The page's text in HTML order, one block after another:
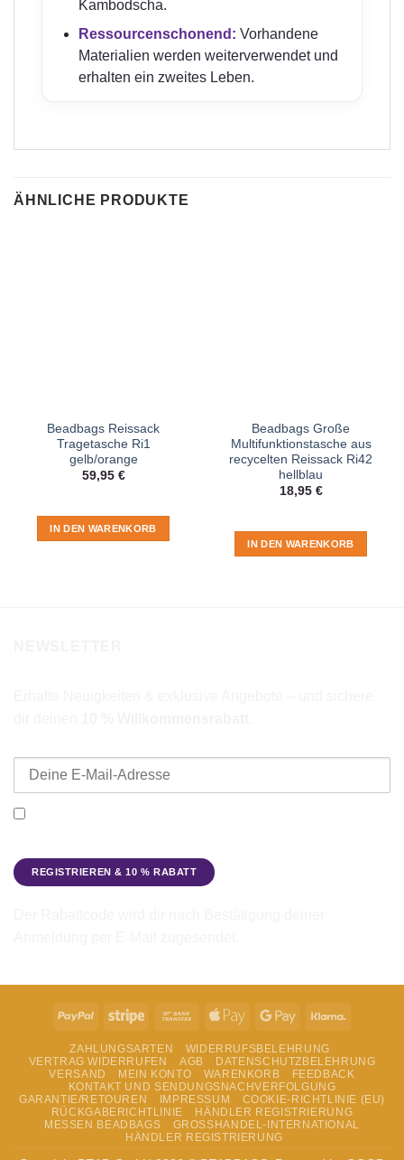
Kambodscha.
Ressourcenschonend: Vorhandene
Materialien werden weiterverwendet und
erhalten ein zweites Leben.
ÄHNLICHE PRODUKTE
Beadbags Reissack
Tragetasche Ri1
gelb/orange
59,95 €
IN DEN WARENKORB
Beadbags Große
Multifunktionstasche aus
recycelten Reissack Ri42
hellblau
18,95 €
IN DEN WARENKORB
PayPal Stripe
Bank
Apple
Google
ZAHLUNGSARTEN
WIDERRUFSBELEHRUNG
VERTRAG WIDERRUFEN
AGB
DATENSCHUTZBELEHRUNG
VERSAND
MEIN KONTO WARENKORB
FEEDBACK
KONTAKT UND SENDUNGSNACHVERFOLGUNG
GARANTIE/RETOUREN
IMPRESSUM
COOKIE-RICHTLINIE (EU)
RÜCKGABERICHTLINIE
HÄNDLER REGISTRIERUNG
MESSEN BEADBAGS
GROSSHANDEL-INTERNATIONAL
HÄNDLER REGISTRIERUNG